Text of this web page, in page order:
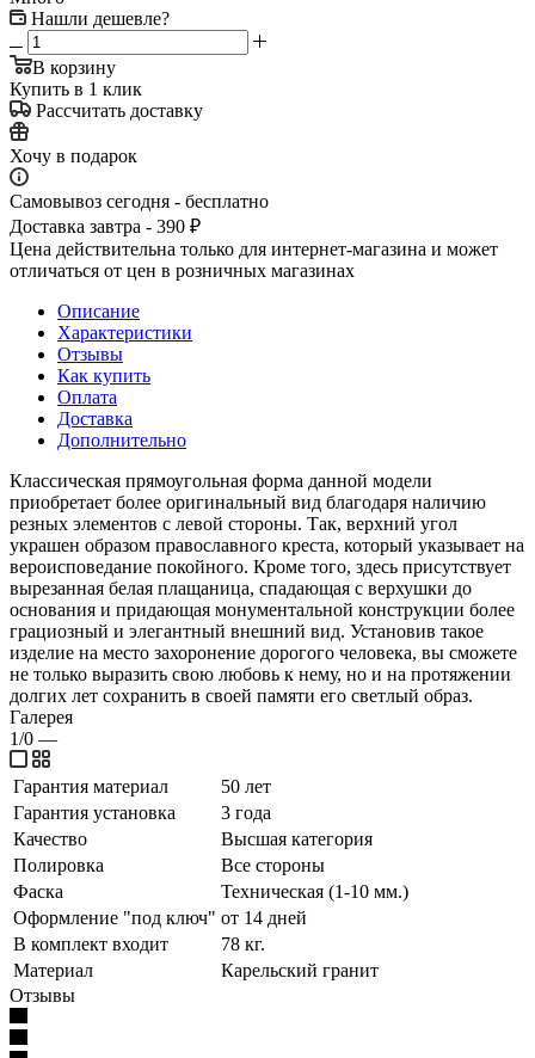
Нашли дешевле?
В корзину
Купить в 1 клик
Рассчитать доставку
Хочу в подарок
Самовывоз сегодня - бесплатно
Доставка завтра - 390 ₽
Цена действительна только для интернет-магазина и может
отличаться от цен в розничных магазинах
Описание
Характеристики
Отзывы
Как купить
Оплата
Доставка
Дополнительно
Классическая прямоугольная форма данной модели
приобретает более оригинальный вид благодаря наличию
резных элементов с левой стороны. Так, верхний угол
украшен образом православного креста, который указывает на
вероисповедание покойного. Кроме того, здесь присутствует
вырезанная белая плащаница, спадающая с верхушки до
основания и придающая монументальной конструкции более
грациозный и элегантный внешний вид. Установив такое
изделие на место захоронение дорогого человека, вы сможете
не только выразить свою любовь к нему, но и на протяжении
долгих лет сохранить в своей памяти его светлый образ.
Галерея
1/0 —
Гарантия материал
50 лет
Гарантия установка
3 года
Качество
Высшая категория
Полировка
Все стороны
Фаска
Техническая (1-10 мм.)
Оформление "под ключ" от 14 дней
В комплект входит
78 кг.
Материал
Карельский гранит
Отзывы